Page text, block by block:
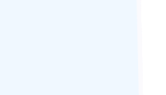
–
3H30 de